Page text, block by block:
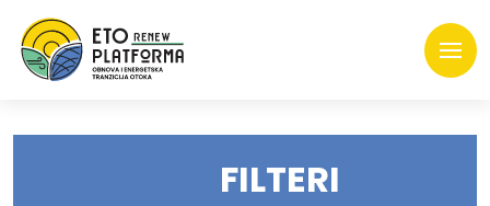
FILTERI